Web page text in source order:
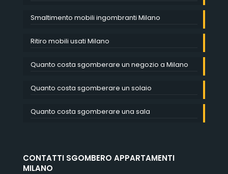
Smaltimento mobili ingombranti Milano
Ritiro mobili usati Milano
Quanto costa sgomberare un negozio a Milano
Quanto costa sgomberare un solaio
Quanto costa sgomberare una sala
CONTATTI SGOMBERO APPARTAMENTI
MILANO